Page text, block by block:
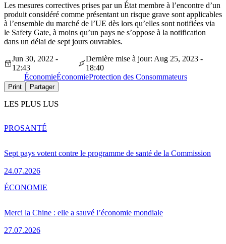
Les mesures correctives prises par un État membre à l’encontre d’un
produit considéré comme présentant un risque grave sont applicables
à l’ensemble du marché de l’UE dès lors qu’elles sont notifiées via
le Safety Gate, à moins qu’un pays ne s’oppose à la notification
dans un délai de sept jours ouvrables.
Jun 30, 2022 -
12:43
Dernière mise à jour: Aug 25, 2023 -
18:40
ÉconomieÉconomieProtection des Consommateurs
Print Partager
LES PLUS LUS
Sept pays votent contre le programme de santé de la Commission
24.07.2026
PROSANTÉ
Merci la Chine : elle a sauvé l’économie mondiale
27.07.2026
ÉCONOMIE